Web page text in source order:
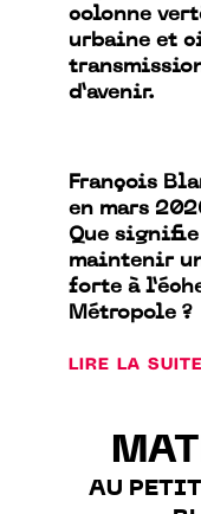
colonne
urbaine et
d’avenir.
François
en mars
Que
maintenir
forte à
Métropole ?
LIRE LA
AU